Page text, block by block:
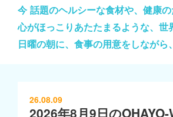
今 話題のヘルシーな食材や、健康
心がほっこりあたたまるような、世
日曜の朝に、食事の用意をしなが
26.08.09
2026年8月9日の